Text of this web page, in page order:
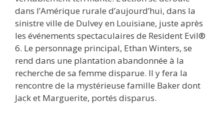
dans l’Amérique rurale d’aujourd’hui, dans la
sinistre ville de Dulvey en Louisiane, juste après
les événements spectaculaires de Resident Evil®
6. Le personnage principal, Ethan Winters, se
rend dans une plantation abandonnée à la
recherche de sa femme disparue. Il y fera la
rencontre de la mystérieuse famille Baker dont
Jack et Marguerite, portés disparus.